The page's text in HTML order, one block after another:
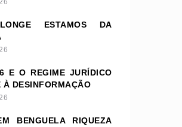
ESTAMOS DA
E O REGIME JURÍDICO
À DESINFORMAÇÃO
BENGUELA RIQUEZA